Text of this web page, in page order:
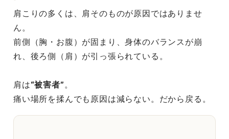
肩こりの多くは、肩そのものが原因ではありませ
ん。
前側（胸・お腹）が固まり、身体のバランスが崩
れ、後ろ側（肩）が引っ張られている。
肩は“被害者”。
痛い場所を揉んでも原因は減らない。だから戻る。